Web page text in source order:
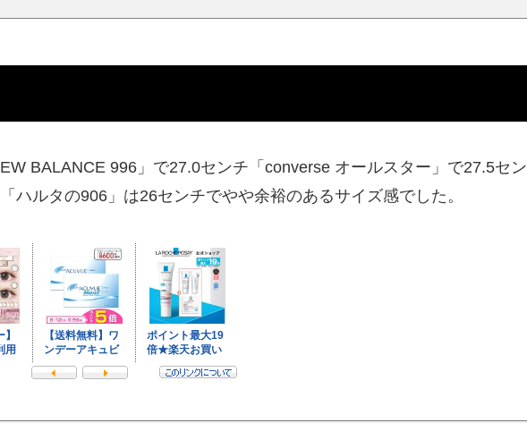
BALANCE 996」で27.0センチ「converse オールスター」で27.5セン
ハルタの906」は26センチでやや余裕のあるサイズ感でした。